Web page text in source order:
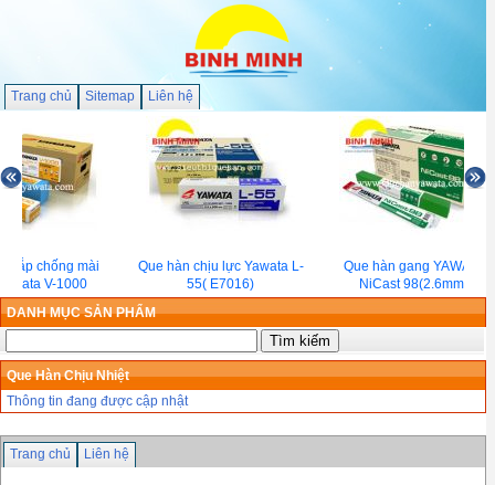
Trang chủ Sitemap Liên hệ
đắp chống mài
V-1000
Que hàn chịu lực Yawata L-
55( E7016)
Que hàn gang YAWATA
NiCast 98(2.6mm)
DANH MỤC SẢN PHẨM
Que Hàn Chịu Nhiệt
Thông tin đang được cập nhật
Trang chủ Liên hệ